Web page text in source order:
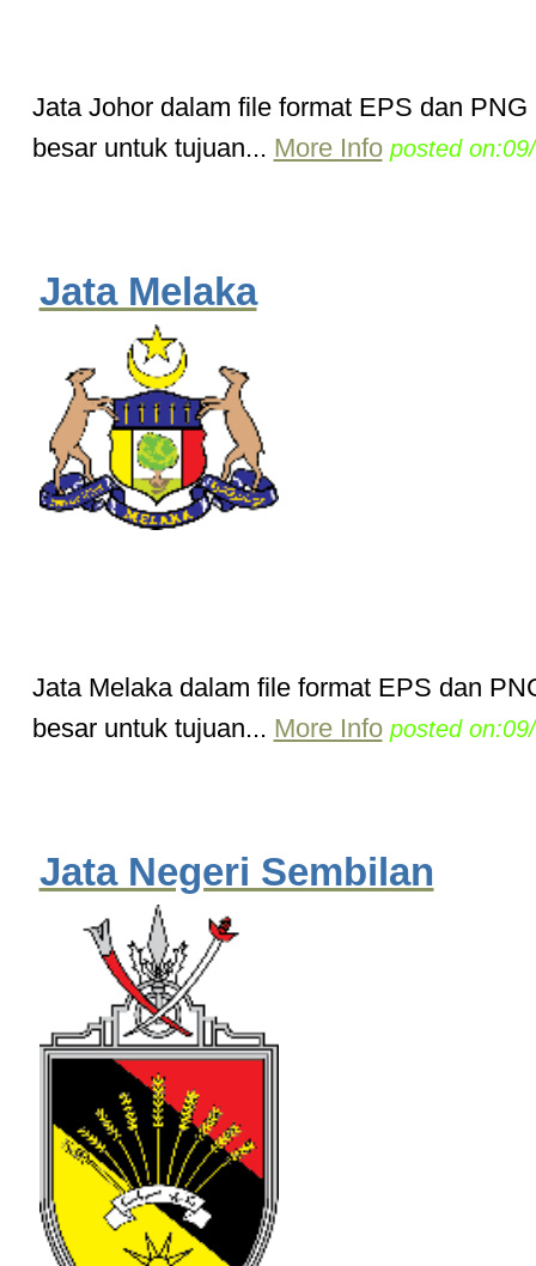
Jata Johor dalam file format EPS dan PNG
besar untuk tujuan... More Info posted
Jata Melaka
Jata Melaka dalam file format EPS dan
besar untuk tujuan... More Info posted
Jata Negeri Sembilan